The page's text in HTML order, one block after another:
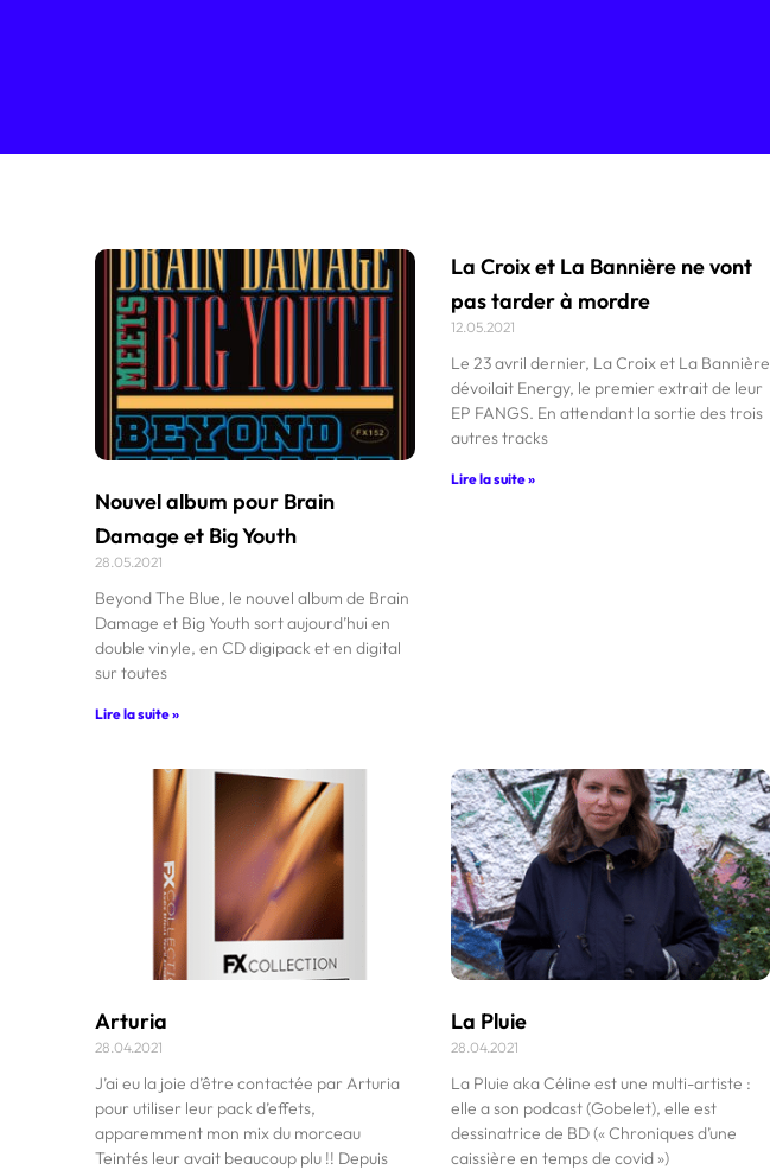
Nouvel album pour Brain
Damage et Big Youth
28.05.2021
Beyond The Blue, le nouvel album de Brain
Damage et Big Youth sort aujourd’hui en
double vinyle, en CD digipack et en digital
sur toutes
Lire la suite »
La Croix et La Bannière ne vont
pas tarder à mordre
12.05.2021
Le 23 avril dernier, La Croix et La Bannière
dévoilait Energy, le premier extrait de leur
EP FANGS. En attendant la sortie des trois
autres tracks
Lire la suite »
Arturia
28.04.2021
J’ai eu la joie d’être contactée par Arturia
pour utiliser leur pack d’effets,
apparemment mon mix du morceau
Teintés leur avait beaucoup plu !! Depuis
La Pluie
28.04.2021
La Pluie aka Céline est une multi-artiste :
elle a son podcast (Gobelet), elle est
dessinatrice de BD (« Chroniques d’une
caissière en temps de covid »)